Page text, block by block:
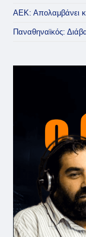
ΑΕΚ: Απολαμβάνει
Παναθηναϊκός: